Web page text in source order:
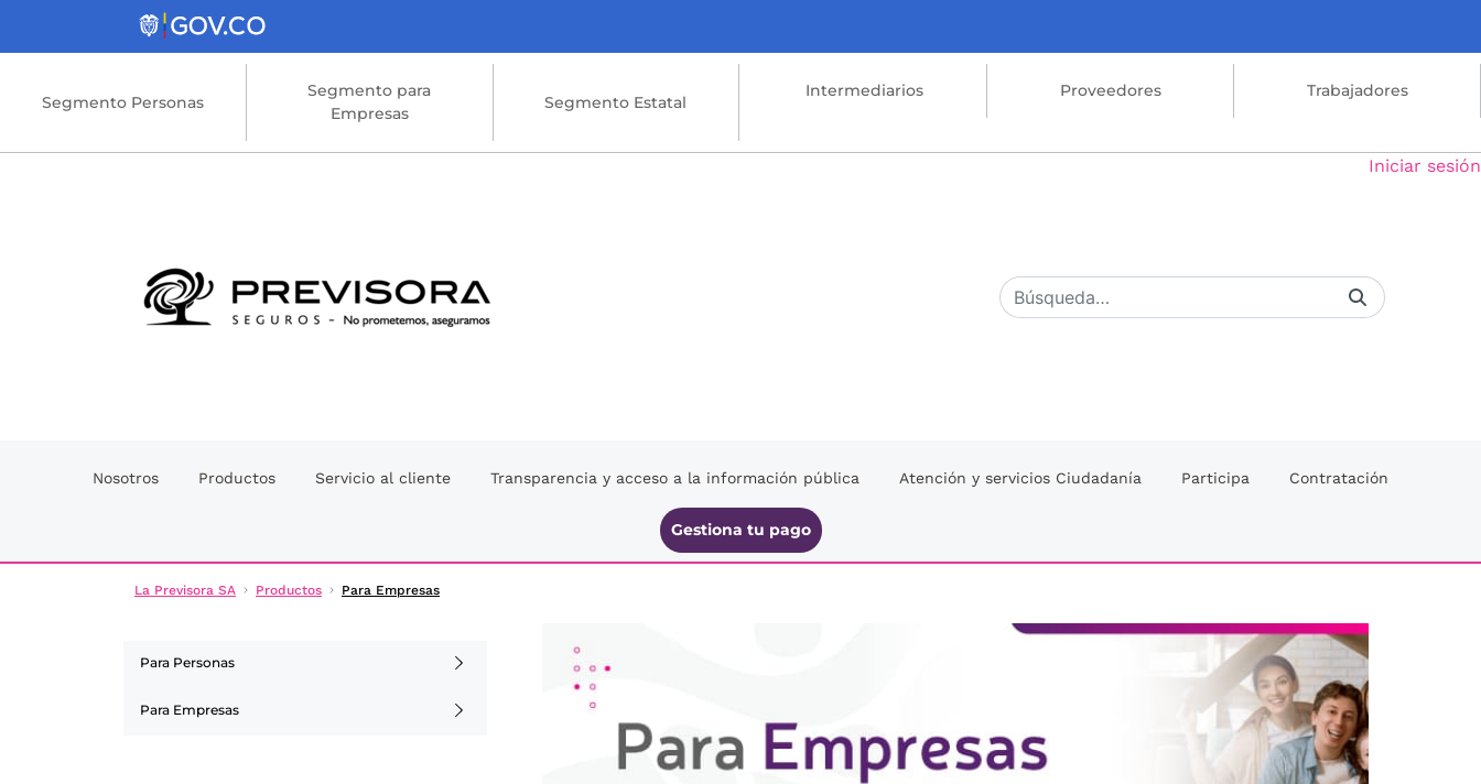
Saltar al contenido principal
Segmento Personas
Segmento para
Empresas
Segmento Estatal
Intermediarios Proveedores Trabajadores
Iniciar sesión
Nosotros Productos Servicio al cliente Transparencia y acceso a la información pública Atención y servicios Ciudadanía Participa Contratación
Gestiona tu pago
La Previsora SA Productos Para Empresas
Para Personas
Para Empresas